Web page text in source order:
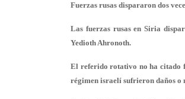
Fuerzas rusas dispararon dos
Las fuerzas rusas en Siria
Yedioth Ahronoth.
El referido rotativo no ha citado
régimen israelí sufrieron daños o